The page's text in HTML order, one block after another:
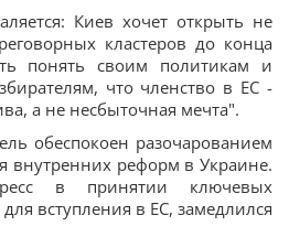
Киев хочет открыть не
кластеров до конца
понять своим политикам и
что членство в ЕС -
а не несбыточная мечта".
обеспокоен разочарованием
внутренних реформ в Украине.
в принятии ключевых
вступления в ЕС, замедлился